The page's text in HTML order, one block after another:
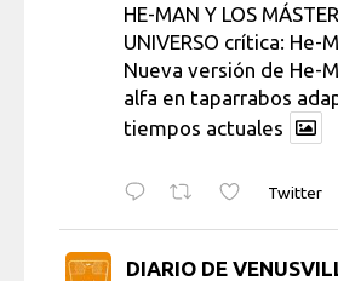
HE-MAN Y LOS
UNIVERSO crítica: He-
Nueva versión de He-
alfa en taparrabos
tiempos actuales
Twitter
DIARIO DE